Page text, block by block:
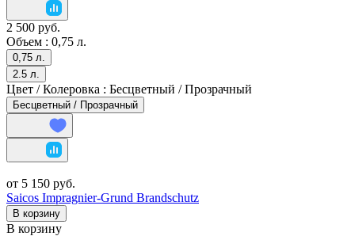
2 500 руб.
Объем : 0,75 л.
0,75 л.
2.5 л.
Цвет / Колеровка : Бесцветный / Прозрачный
Бесцветный / Прозрачный
от 5 150 руб.
Saicos Impragnier-Grund Brandschutz
В корзину
В корзину